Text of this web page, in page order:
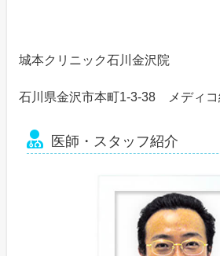
城本クリニック石川金沢院
石川県金沢市本町1-3-38 メディコ
医師・スタッフ紹介